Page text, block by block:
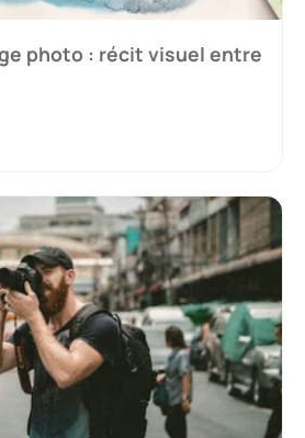
photo : récit visuel entre